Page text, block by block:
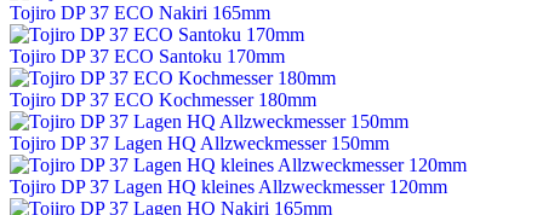
Tojiro DP 37 ECO Nakiri 165mm
Tojiro DP 37 ECO Santoku 170mm
Tojiro DP 37 ECO Kochmesser 180mm
Tojiro DP 37 Lagen HQ Allzweckmesser 150mm
Tojiro DP 37 Lagen HQ kleines Allzweckmesser 120mm